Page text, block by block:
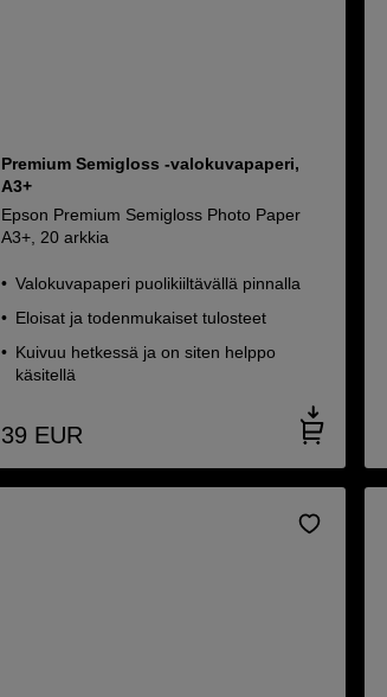
Premium Semigloss -valokuvapaperi,
A3+
Epson Premium Semigloss Photo Paper
A3+, 20 arkkia
Valokuvapaperi puolikiiltävällä pinnalla
Eloisat ja todenmukaiset tulosteet
Kuivuu hetkessä ja on siten helppo
käsitellä
39 EUR